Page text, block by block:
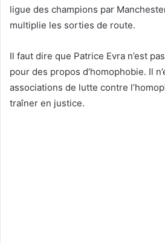
ligue des champions par
multiplie les sorties de route.
Il faut dire que Patrice Evra n’est
pour des propos d’homophobie. Il
associations de lutte contre
traîner en justice.